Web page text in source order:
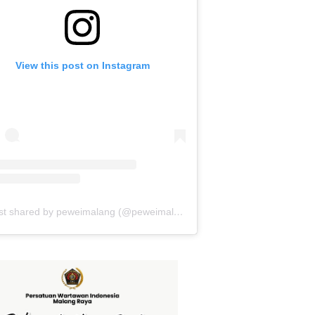
View this post on Instagram
A post shared by peweimalang (@peweimalang)